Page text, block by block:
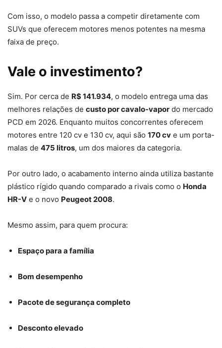
Com isso, o modelo passa a competir diretamente com
SUVs que oferecem motores menos potentes na mesma
faixa de preço.
Vale o investimento?
Sim. Por cerca de R$ 141.934, o modelo entrega uma das
melhores relações de custo por cavalo-vapor do mercado
PCD em 2026. Enquanto muitos concorrentes oferecem
motores entre 120 cv e 130 cv, aqui são 170 cv e um porta-
malas de 475 litros, um dos maiores da categoria.
Por outro lado, o acabamento interno ainda utiliza bastante
plástico rígido quando comparado a rivais como o Honda
HR-V e o novo Peugeot2008.
Mesmo assim, para quem procura:
Espaço para a família
Bom desempenho
Pacote de segurança completo
Desconto elevado